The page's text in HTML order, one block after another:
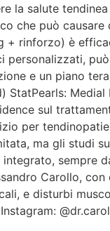
la salute
che può causare
+ rinforzo) è
personalizzati,
e un piano
StatPearls: Medial
sul
per
ma gli studi
sempre
Carollo, con
e disturbi